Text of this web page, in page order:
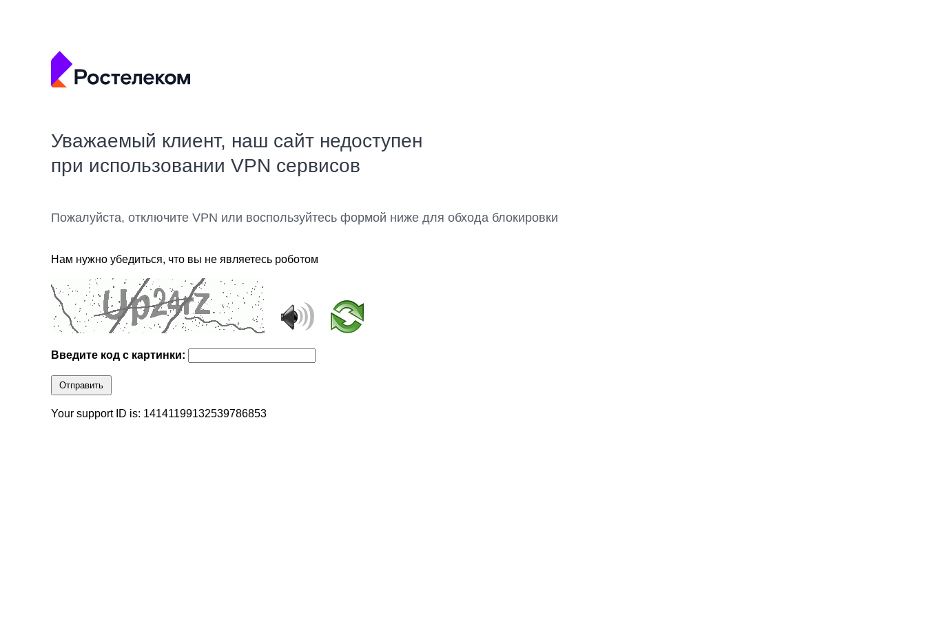
Уважаемый клиент, наш сайт недоступен
при использовании VPN сервисов
Пожалуйста, отключите VPN или воспользуйтесь формой ниже для обхода блокировки
Нам нужно убедиться, что вы не являетесь роботом
Введите код с картинки:
Отправить
Your support ID is: 14141199132539786853